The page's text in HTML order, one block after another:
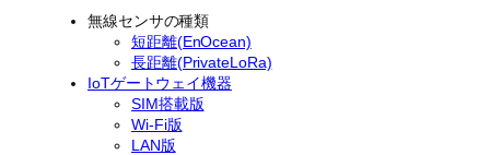
無線センサの種類
短距離(EnOcean)
長距離(PrivateLoRa)
IoTゲートウェイ機器
SIM搭載版
Wi-Fi版
LAN版